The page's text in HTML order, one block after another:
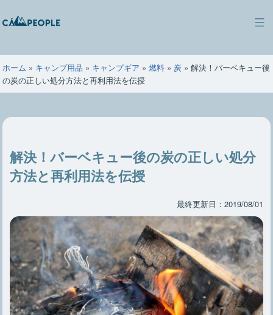
ン
ツ
へ
ス
ッ
キ
ン
ピ
ー
ホーム » キャンプ用品 » キャンプギア » 燃料» 炭» 解決！バーベキュー後
の炭の正しい処分方法と再利用法を伝授
解決！バーベキュー後の炭の正しい処分
方法と再利用法を伝授
最終更新日：2019/08/01